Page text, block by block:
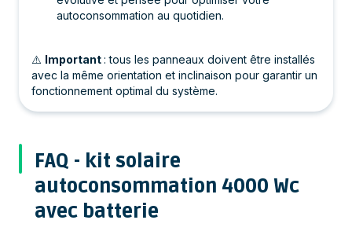
autoconsommation au quotidien.
⚠️ Important: tous les panneaux doivent être installés
avec la même orientation et inclinaison pour garantir un
fonctionnement optimal du système.
FAQ - kit solaire
autoconsommation 4000 Wc
avec batterie